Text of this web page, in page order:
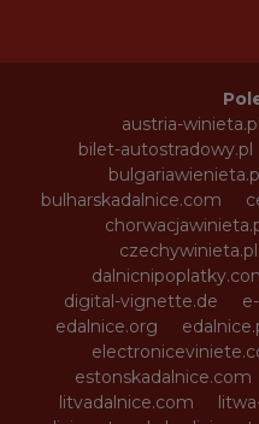
austria-winieta.pl
bilet-autostradowy.pl
bulharskadalnice.com
czechywinieta.pl
digital-vignette.de
edalnice.org
estonskadalnice.com
litvadalnice.com